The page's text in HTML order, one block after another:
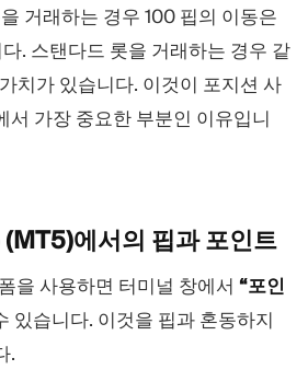
거래하는 경우 100 핍의 이동은
. 스탠다드 롯을 거래하는 경우 같
치가 있습니다. 이것이 포지션 사
서 가장 중요한 부분인 이유입니
에서의 핍과포인트
을 사용하면 터미널 창에서 “포인
있습니다. 이것을 핍과 혼동하지
.